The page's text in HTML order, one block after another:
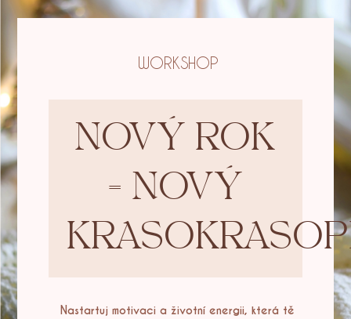
WORKSHOP
NOVÝ ROK
= NOVÝ
Nastartuj motivaci a životní energii, která tě